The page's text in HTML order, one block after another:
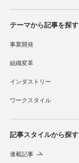
テーマから記事を探す
事業開発
組織変革
インダストリー
ワークスタイル
記事スタイルから探す
連載記事